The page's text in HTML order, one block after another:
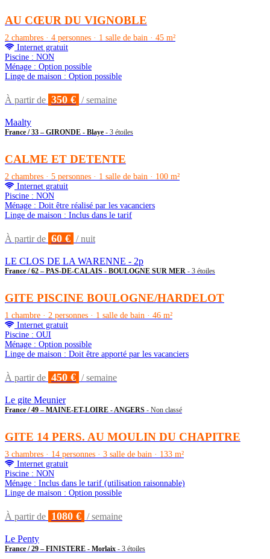
AU CŒUR DU VIGNOBLE
2 chambres · 4 personnes · 1 salle de bain · 45 m²
Internet gratuit
Piscine : NON
Ménage : Option possible
Linge de maison : Option possible
À partir de 350 € / semaine
Maalty
France / 33 – GIRONDE - Blaye - 3 étoiles
CALME ET DETENTE
2 chambres · 5 personnes · 1 salle de bain · 100 m²
Internet gratuit
Piscine : NON
Ménage : Doit être réalisé par les vacanciers
Linge de maison : Inclus dans le tarif
À partir de 60 € / nuit
LE CLOS DE LA WARENNE - 2p
France / 62 – PAS-DE-CALAIS - BOULOGNE SUR MER - 3 étoiles
GITE PISCINE BOULOGNE/HARDELOT
1 chambre · 2 personnes · 1 salle de bain · 46 m²
Internet gratuit
Piscine : OUI
Ménage : Option possible
Linge de maison : Doit être apporté par les vacanciers
À partir de 450 € / semaine
Le gite Meunier
France / 49 – MAINE-ET-LOIRE - ANGERS - Non classé
GITE 14 PERS. AU MOULIN DU CHAPITRE
3 chambres · 14 personnes · 3 salle de bain · 133 m²
Internet gratuit
Piscine : NON
Ménage : Inclus dans le tarif (utilisation raisonnable)
Linge de maison : Option possible
À partir de 1080 € / semaine
Le Penty
France / 29 – FINISTERE - Morlaix - 3 étoiles